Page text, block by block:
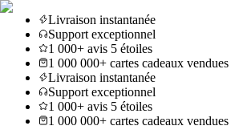
Livraison instantanée
Support exceptionnel
1 000+ avis 5 étoiles
1 000 000+ cartes cadeaux vendues
Livraison instantanée
Support exceptionnel
1 000+ avis 5 étoiles
1 000 000+ cartes cadeaux vendues